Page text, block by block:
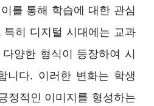
를 통해 학습에 대한 관심
히 디지털 시대에는 교과
양한 형식이 등장하여 시
니다. 이러한 변화는 학생
정적인 이미지를 형성하는